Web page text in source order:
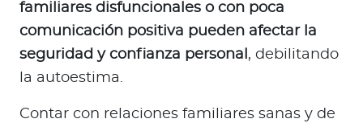
familiares disfuncionales o con poca
comunicación positiva pueden afectar la
seguridad y confianza personal , debilitando
la autoestima.
Contar con relaciones familiares sanas y de